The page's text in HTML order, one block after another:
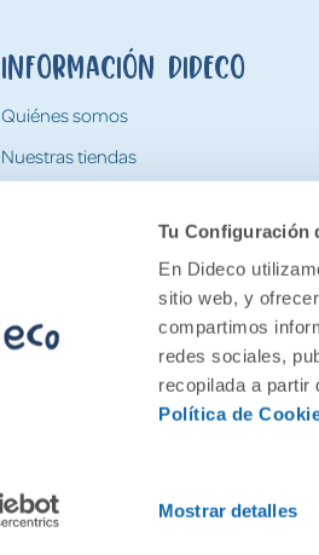
Tu Configuración
En Dideco
sitio web, y
compartimos
redes sociales,
recopilada a
Política de
Mostrar detalles
Información Dideco
Quiénes somos
Nuestras tiendas
Tarjeta Regalo Dideco
2026 Feran. Todos los derechos